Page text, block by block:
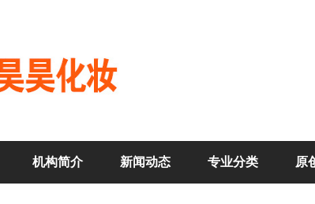
机构简介 新闻动态 专业分类 原